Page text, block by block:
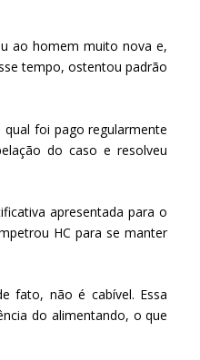
ao homem muito nova e,
tempo, ostentou padrão
foi pago regularmente
do caso e resolveu
apresentada para o
HC para se manter
fato, não é cabível. Essa
do alimentando, o que